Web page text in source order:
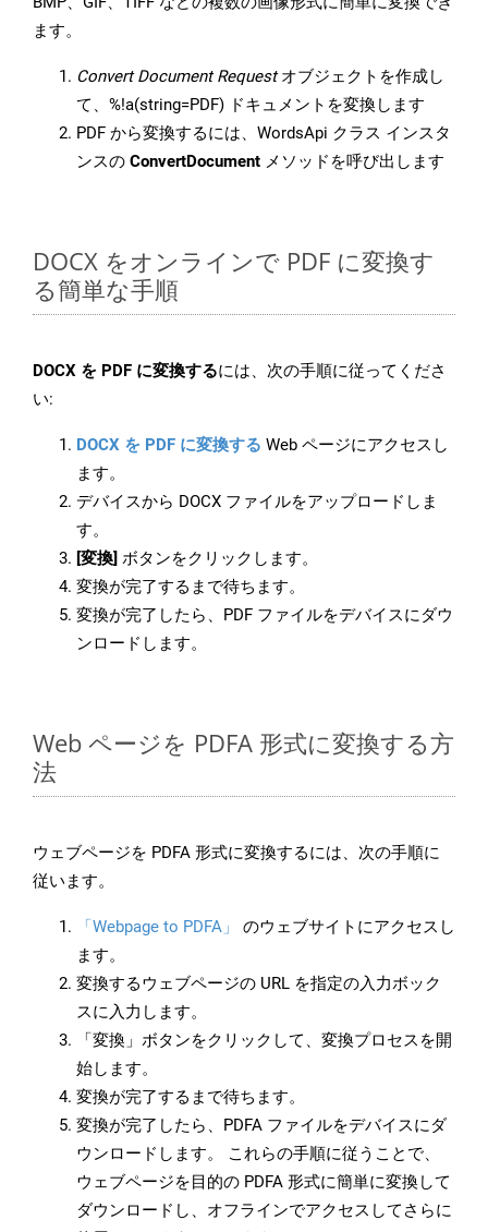
ます。
Convert Document Requestオブジェクトを作成し
て、%!a(string=PDF) ドキュメントを変換します
PDF から変換するには、WordsApi クラス インスタ
ンスの ConvertDocument メソッドを呼び出します
DOCX をオンラインで PDF に変換す
る簡単な手順
DOCX を PDF に変換するには、次の手順に従ってくださ
い:
DOCX を PDF に変換する Web ページにアクセスし
ます。
デバイスから DOCX ファイルをアップロードしま
す。
[変換] ボタンをクリックします。
変換が完了するまで待ちます。
変換が完了したら、PDF ファイルをデバイスにダウ
ンロードします。
Web ページを PDFA 形式に変換する方
法
ウェブページを PDFA 形式に変換するには、次の手順に
従います。
「Webpage to PDFA」
のウェブサイトにアクセスし
ます。
変換するウェブページの URL を指定の入力ボック
スに入力します。
「変換」ボタンをクリックして、変換プロセスを開
始します。
変換が完了するまで待ちます。
変換が完了したら、PDFA ファイルをデバイスにダ
ウンロードします。 これらの手順に従うことで、
ウェブページを目的の PDFA 形式に簡単に変換して
ダウンロードし、オフラインでアクセスしてさらに